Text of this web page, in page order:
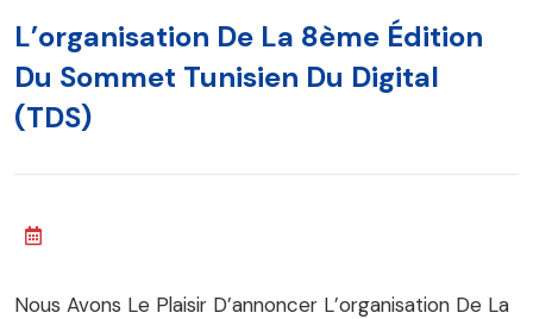
L’organisation De La 8ème Édition
Du Sommet Tunisien Du Digital
(TDS)
Nous Avons Le Plaisir D’annoncer L’organisation De La